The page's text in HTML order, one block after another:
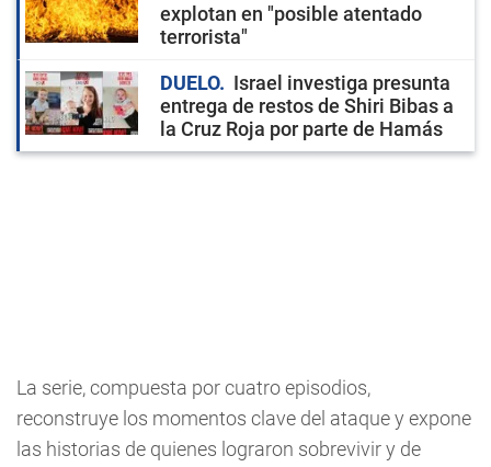
explotan en "posible atentado
terrorista"
DUELO
Israel investiga presunta
entrega de restos de Shiri Bibas a
la Cruz Roja por parte de Hamás
La serie, compuesta por cuatro episodios,
reconstruye los momentos clave del ataque y expone
las historias de quienes lograron sobrevivir y de